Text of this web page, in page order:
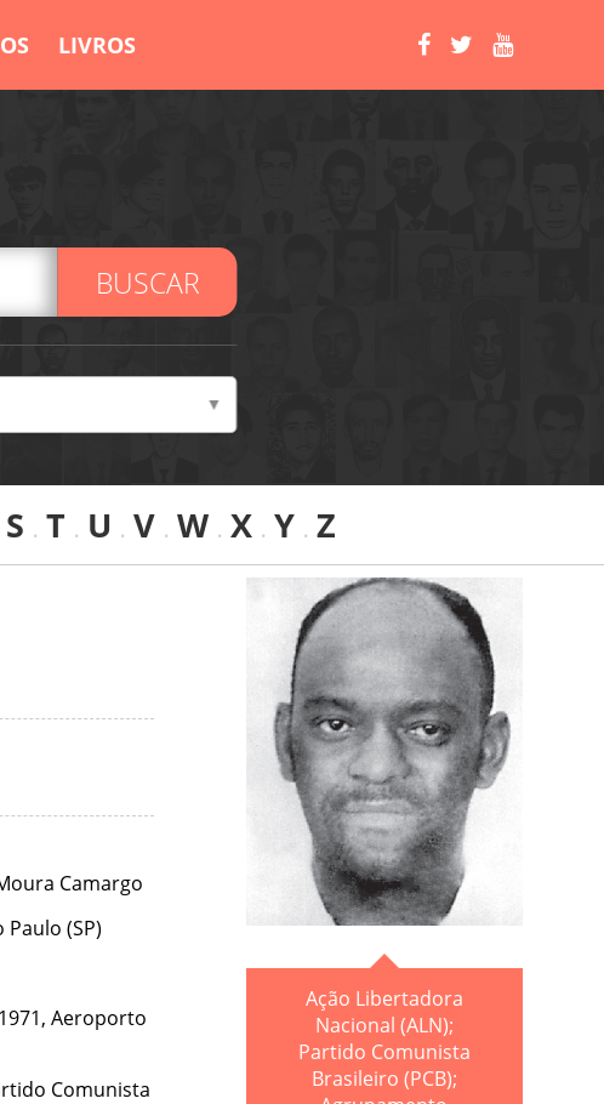
LIVROS
BUSCAR
S . T . U . V . W . X . Y . Z
Camargo
(SP)
Aeroporto
Comunista
Ação Libertadora
Nacional (ALN);
Partido Comunista
Brasileiro (PCB);